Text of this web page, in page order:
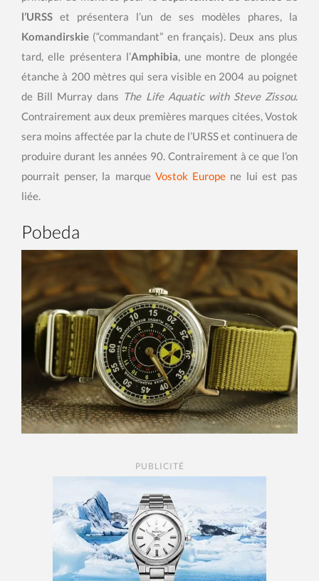
l’URSS et présentera l’un de ses modèles phares, la
Komandirskie (“commandant” en français). Deux ans plus
tard, elle présentera l’Amphibia, une montre de plongée
étanche à 200 mètres qui sera visible en 2004 au poignet
de Bill Murray dans The Life Aquatic with Steve Zissou.
Contrairement aux deux premières marques citées, Vostok
sera moins affectée par la chute de l’URSS et continuera de
produire durant les années 90. Contrairement à ce que l’on
pourrait penser, la marque Vostok Europe ne lui est pas
liée.
Pobeda
PUBLICITÉ